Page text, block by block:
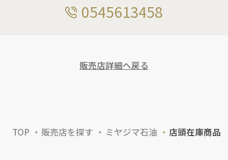
0545613458
販売店詳細へ戻る
TOP 販売店を探す ミヤジマ石油 店頭在庫商品